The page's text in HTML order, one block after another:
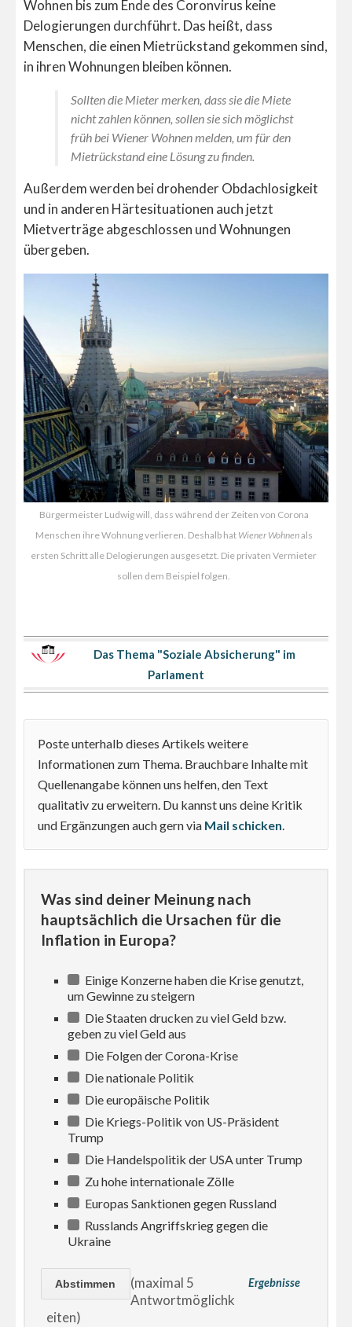
Wohnen bis zum Ende des Coronvirus keine
Delogierungen durchführt. Das heißt, dass
Menschen, die einen Mietrückstand gekommen sind,
in ihren Wohnungen bleiben können.
Sollten die Mieter merken, dass sie die Miete
nicht zahlen können, sollen sie sich möglichst
früh bei Wiener Wohnen melden, um für den
Mietrückstand eine Lösung zu finden.
Außerdem werden bei drohender Obdachlosigkeit
und in anderen Härtesituationen auch jetzt
Mietverträge abgeschlossen und Wohnungen
übergeben.
Bürgermeister Ludwig will, dass während der Zeiten von Corona
Menschen ihre Wohnung verlieren. Deshalb hat Wiener Wohnenals
ersten Schritt alle Delogierungen ausgesetzt. Die privaten Vermieter
sollen dem Beispiel folgen.
Das Thema "Soziale Absicherung" im
Parlament
Poste unterhalb dieses Artikels weitere
Informationen zum Thema. Brauchbare Inhalte mit
Quellenangabe können uns helfen, den Text
qualitativ zu erweitern. Du kannst uns deine Kritik
und Ergänzungen auch gern via Mail schicken
Was sind deiner Meinung nach
hauptsächlich die Ursachen für die
Inflation in Europa?
Einige Konzerne haben die Krise genutzt,
um Gewinne zu steigern
Die Staaten drucken zu viel Geld bzw.
geben zu viel Geld aus
Die Folgen der Corona-Krise
Die nationale Politik
Die europäische Politik
Die Kriegs-Politik von US-Präsident
Trump
Die Handelspolitik der USA unter Trump
Zu hohe internationale Zölle
Europas Sanktionen gegen Russland
Russlands Angriffskrieg gegen die
Ukraine
Ergebnisse
(maximal 5
Antwortmöglichk
eiten)